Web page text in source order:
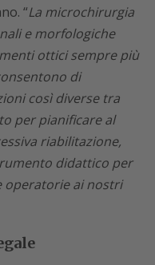
“La microchirurgia
e morfologiche
ottici sempre più
di
così diverse tra
per pianificare al
riabilitazione,
didattico per
operatorie ai nostri